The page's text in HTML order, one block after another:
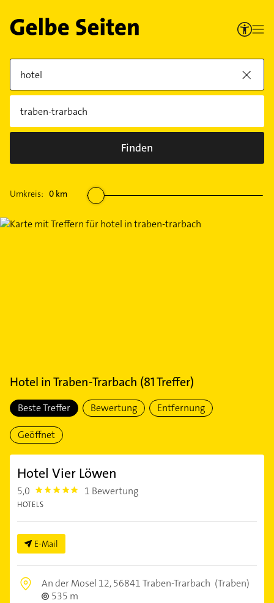
Finden
Umkreis: 0 km
Hotel inTraben-Trarbach (81Treffer)
Beste Treffer Bewertung Entfernung
Geöffnet
Hotel Vier Löwen
5,0 5.0 1 Bewertung
HOTELS
E-Mail
An der Mosel 12,56841 Traben-Trarbach (Traben)
535 m